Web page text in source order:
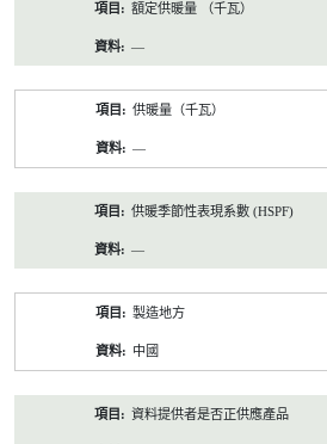
額定供暖量 （千瓦）
—
供暖量（千瓦）
—
供暖季節性表現系數 (HSPF)
—
製造地方
中國
資料提供者是否正供應產品